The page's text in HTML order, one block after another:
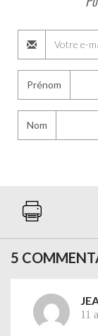
Prénom
Nom
5
11